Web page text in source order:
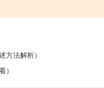
方法解析）
）